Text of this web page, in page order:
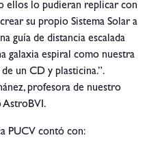
ellos lo pudieran replicar con
su propio Sistema Solar a
guía de distancia escalada
galaxia espiral como nuestra
un CD y plasticina.”.
profesora de nuestro
PUCV contó con: